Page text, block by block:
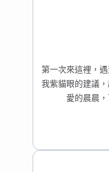
第一次來這裡，
我紫貓眼的建議
愛的晨晨